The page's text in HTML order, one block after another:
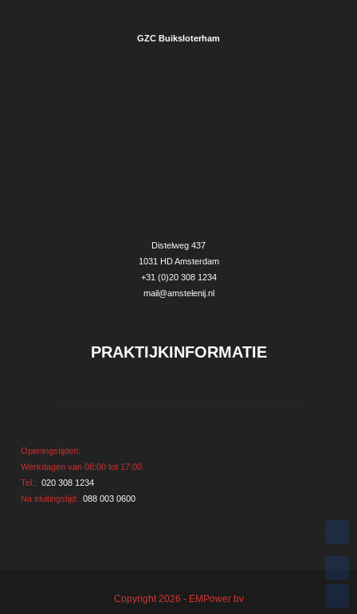
GZC Buiksloterham
Distelweg 437
1031 HD Amsterdam
+31 (0)20 308 1234
mail@amstelenij.nl
PRAKTIJKINFORMATIE
Openingstijden:
Werkdagen van 08:00 tot 17:00
Tel.:020 308 1234
Na sluitingstijd:088 003 0600
Copyright 2026 - EMPower bv